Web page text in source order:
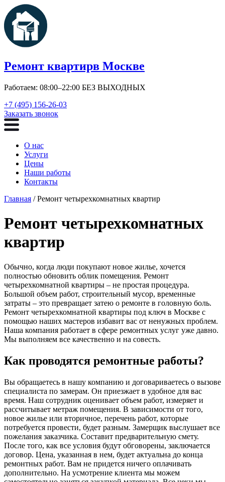
Ремонт квартирв Москве
Работаем: 08:00–22:00 БЕЗ ВЫХОДНЫХ
+7 (495) 156-26-03
Заказать звонок
О нас
Услуги
Цены
Наши работы
Контакты
Главная / Ремонт четырехкомнатных квартир
Ремонт четырехкомнатных
квартир
Обычно, когда люди покупают новое жилье, хочется
полностью обновить облик помещения. Ремонт
четырехкомнатной квартиры – не простая процедура.
Большой объем работ, строительный мусор, временные
затраты – это превращает затею о ремонте в головную боль.
Ремонт четырехкомнатной квартиры под ключ в Москве с
помощью наших мастеров избавит вас от ненужных проблем.
Наша компания работает в сфере ремонтных услуг уже давно.
Мы выполняем все качественно и на совесть.
Как проводятся ремонтные работы?
Вы обращаетесь в нашу компанию и договариваетесь о вызове
специалиста по замерам. Он приезжает в удобное для вас
время. Наш сотрудник оценивает объем работ, измеряет и
рассчитывает метраж помещения. В зависимости от того,
новое жилье или вторичное, перечень работ, которые
потребуется провести, будет разным. Замерщик выслушает все
пожелания заказчика. Составит предварительную смету.
После того, как все условия будут обговорены, заключается
договор. Цена, указанная в нем, будет актуальна до конца
ремонтных работ. Вам не придется ничего оплачивать
дополнительно. На усмотрение клиента мы можем